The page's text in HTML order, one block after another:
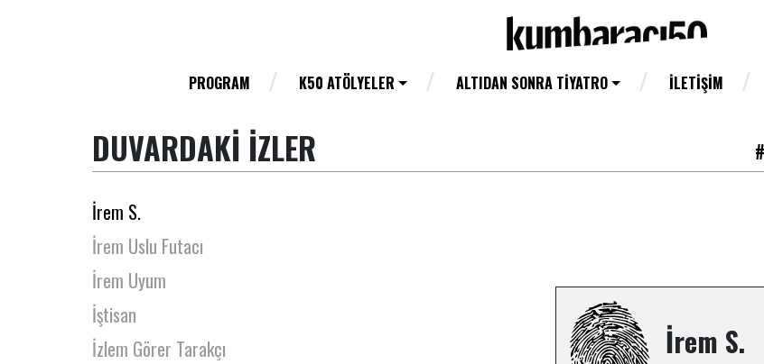
PROGRAM K50 ATÖLYELER ALTIDAN SONRA TIYATRO İLETIŞIM
DUVARDAKİ İZLER
İpek Kardelen Arıöz
İrem Atmaca
İrem Özsürücü
İrem S.
İrem Uslu Futacı
İrem Uyum
İştisan
İzlem Görer Tarakçı
İrem S.